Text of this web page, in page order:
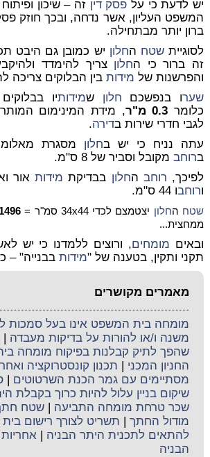
יש לדעת כי על פסק דין זה – שיכון
המשפט העליון, אשר נדחה, ובכך חוזק
ברון יותר מבתחילה.
לסוגייתשטח החלון יש כמובן גם היבט
זה ברור כי החלון צריך להימדד
והפרשנות של מידותבין הבלוקים צריכה
שערו בנפשכם חלון שמידות
כלומר 0.3 מ"ר
, מידת המינימום
לגבי חדרי שירות בדירה.
עתה נניח כי יש בחלון מסגרת
ברוחבמקובל וסביר של 8 ס"מ.
לפיכך, רוחב החלון בבדיקת מידות
ורוחבו 44 ס"מ.
שטח החלון יצטמצם לכדי 34x44 סמ"ר =
ממחצית...
ובאים מומחים, ורוצים ללמדנו כי יש
תקני ותקין, בטענה של "מידותבבנייה" –
מאמרים מקושרים
מומחה בית המשפט אינו בעל סמכות
משנה ו/או להורות על בדיקות מעבדה
שהפך לתיק קבלנות בפיקוח מומחה
החניון המכני
תכנון קונסטרוקציה
מסתיימים עם גמר הכנת השרטוטים |
שיקום בניין עלול להיות כרוך בקבלת
שכר טרחת מומחה התביעה |שטח
מודול החתך
תשריט לצורך רישום
להתאים לתכנית היתר הבניה |
הבניה